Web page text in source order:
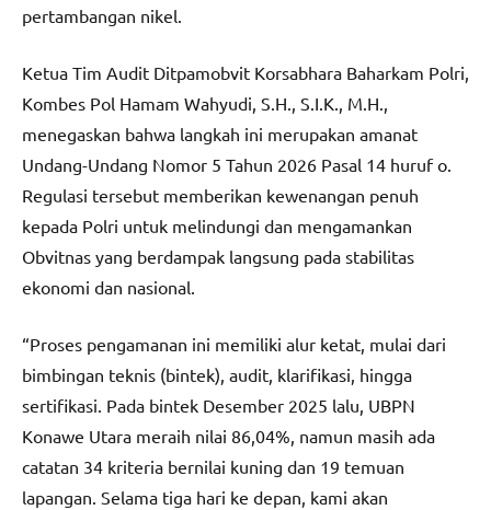
pertambangan nikel.
Ketua Tim Audit Ditpamobvit Korsabhara Baharkam Polri,
Kombes Pol Hamam Wahyudi, S.H., S.I.K., M.H.,
menegaskan bahwa langkah ini merupakan amanat
Undang-Undang Nomor 5 Tahun 2026 Pasal 14 huruf o.
Regulasi tersebut memberikan kewenangan penuh
kepada Polri untuk melindungi dan mengamankan
Obvitnas yang berdampak langsung pada stabilitas
ekonomi dan nasional.
“Proses pengamanan ini memiliki alur ketat, mulai dari
bimbingan teknis (bintek), audit, klarifikasi, hingga
sertifikasi. Pada bintek Desember 2025 lalu, UBPN
Konawe Utara meraih nilai 86,04%, namun masih ada
catatan 34 kriteria bernilai kuning dan 19 temuan
lapangan. Selama tiga hari ke depan, kami akan